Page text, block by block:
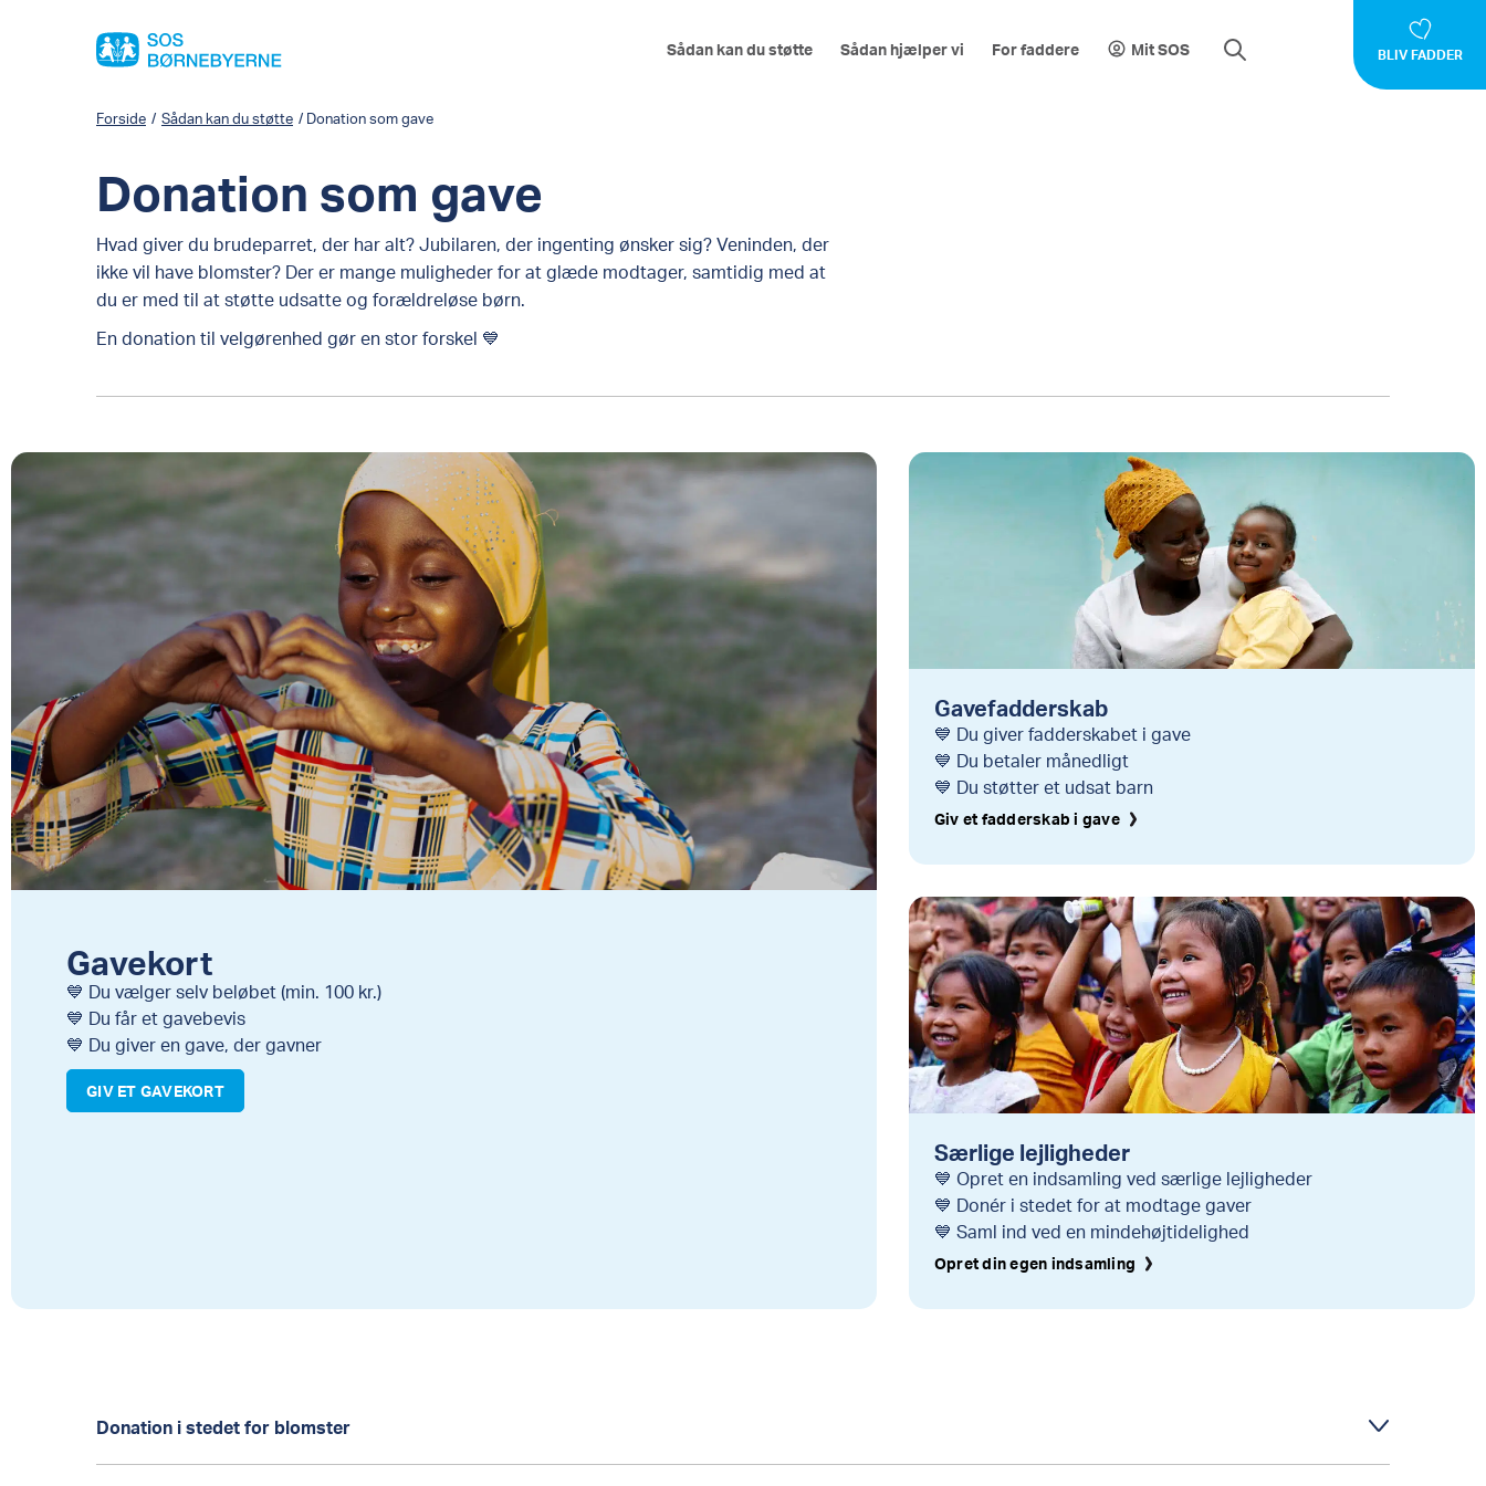
Sådan kan du støtte Sådan hjælper vi For faddere Mit SOS BLIV FADDER
Forside / Sådan kan du støtte / Donation som gave
Donation som gave
Hvad giver du brudeparret, der har alt? Jubilaren, der ingenting ønsker sig? Veninden, der
ikke vil have blomster? Der er mange muligheder for at glæde modtager, samtidig med at
du er med til at støtte udsatte og forældreløse børn.
En donation til velgørenhed gør en stor forskel 💙
Gavekort
💙 Du vælger selv beløbet (min. 100 kr.)
💙 Du får et gavebevis
💙 Du giver en gave, der gavner
GIV ET GAVEKORT
Gavefadderskab
💙 Du giver fadderskabet i gave
💙 Du betaler månedligt
💙 Du støtter et udsat barn
Giv et fadderskab i gave
Særlige lejligheder
💙 Opret en indsamling ved særlige lejligheder
💙 Donér i stedet for at modtage gaver
💙 Saml ind ved en mindehøjtidelighed
Opret din egen indsamling
Donation i stedet for blomster